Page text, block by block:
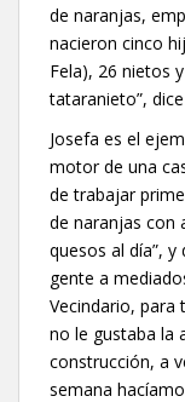
de naranjas,
nacieron cinco
Fela), 26 nietos
tataranieto”,
Josefa es el
motor de una
de trabajar
de naranjas con
quesos al día”,
gente a
Vecindario, para
no le gustaba la
construcción, a
semana